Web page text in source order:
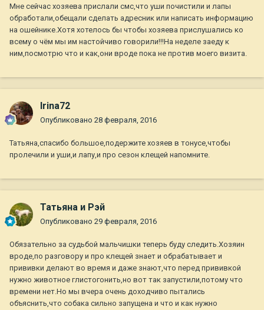
Мне сейчас хозяева прислали смс,что уши почистили и лапы
обработали,обещали сделать адресник или написать информацию
на ошейнике.Хотя хотелось бы чтобы хозяева прислушались ко
всему о чём мы им настойчиво говорили!!!На неделе заеду к
ним,посмотрю что и как,они вроде пока не против моего визита.
Irina72
Опубликовано 28 февраля, 2016
Татьяна,спасибо большое,подержите хозяев в тонусе,чтобы
пролечили и уши,и лапу,и про сезон клещей напомните.
Татьяна и Рэй
Опубликовано 29 февраля, 2016
Обязательно за судьбой мальчишки теперь буду следить.Хозяин
вроде,по разговору и про клещей знает и обрабатывает и
прививки делают во время и даже знают,что перед прививкой
нужно животное глистогонить,но вот так запустили,потому что
времени нет.Но мы вчера очень доходчиво пытались
объяснить,что собака сильно запущена и что и как нужно